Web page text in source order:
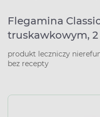
Flegamina
truskawkowym,
produkt leczniczy
bez recepty